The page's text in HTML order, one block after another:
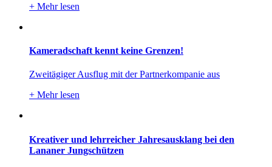
+ Mehr lesen
Kameradschaft kennt keine Grenzen!
Zweitägiger Ausflug mit der Partnerkompanie aus
+ Mehr lesen
Kreativer und lehrreicher Jahresausklang bei den
Lananer Jungschützen